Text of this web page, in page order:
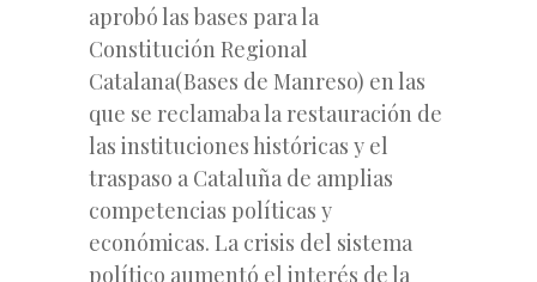
aprobó las bases para la
Constitución Regional
Catalana(Bases de Manreso) en las
que se reclamaba la restauración de
las instituciones históricas y el
traspaso a Cataluña de amplias
competencias políticas y
económicas. La crisis del sistema
político aumentó el interés de la